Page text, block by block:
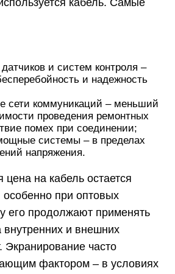
кабель. Самые
и систем контроля –
и надежность
сети коммуникаций – меньший
проведения ремонтных
помех при соединении;
системы – в пределах
напряжения.
на кабель остается
особенно при оптовых
его продолжают применять
и внешних
Экранирование часто
фактором – в условиях